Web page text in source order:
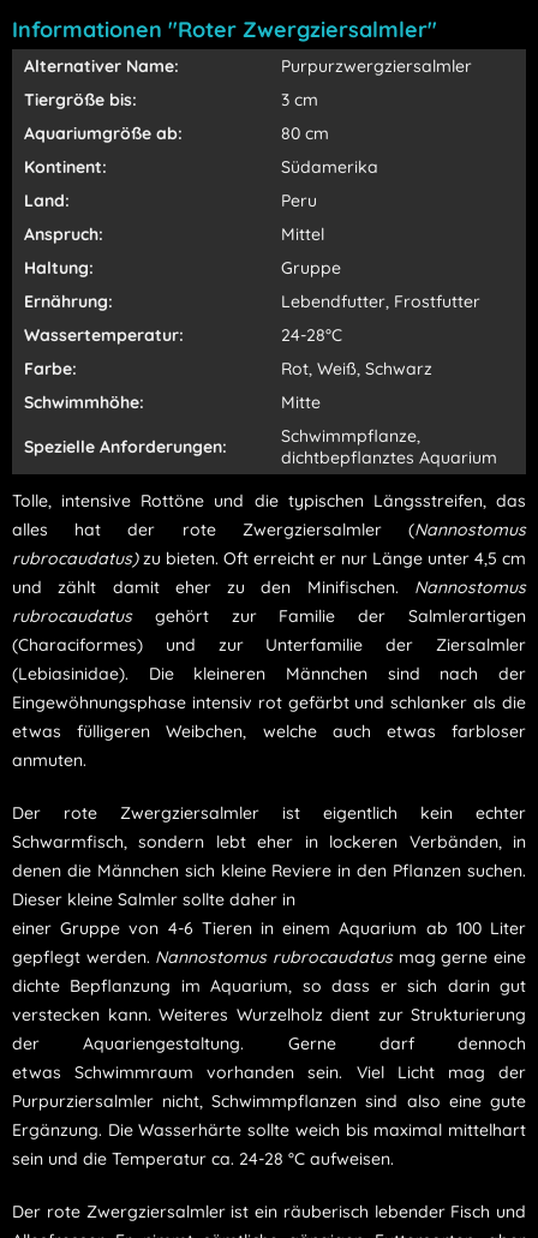
Informationen "Roter Zwergziersalmler"
Alternativer Name:
Purpurzwergziersalmler
Tiergröße bis:
3 cm
Aquariumgröße ab:
80 cm
Kontinent:
Südamerika
Land:
Peru
Anspruch:
Mittel
Haltung:
Gruppe
Ernährung:
Lebendfutter, Frostfutter
Wassertemperatur:
24-28°C
Farbe:
Rot, Weiß, Schwarz
Schwimmhöhe:
Mitte
Spezielle Anforderungen:
Schwimmpflanze,
dichtbepflanztes Aquarium
Tolle, intensive Rottöne und die typischen Längsstreifen, das
alles hat der rote Zwergziersalmler (Nannostomus
rubrocaudatus)zu bieten. Oft erreicht er nur Länge unter 4,5 cm
und zählt damit eher zu den Minifischen. Nannostomus
rubrocaudatusgehört zur Familie der Salmlerartigen
(Characiformes) und zur Unterfamilie der Ziersalmler
(Lebiasinidae). Die kleineren Männchen sind nach der
Eingewöhnungsphase intensiv rot gefärbt und schlanker als die
etwas fülligeren Weibchen, welche auch etwas farbloser
anmuten.
Der rote Zwergziersalmler ist eigentlich kein echter
Schwarmfisch, sondern lebt eher in lockeren Verbänden, in
denen die Männchen sich kleine Reviere in den Pflanzen suchen.
Dieser kleine Salmler sollte daher in
einer Gruppe von 4-6 Tieren in einem Aquarium ab 100 Liter
gepflegt werden. Nannostomus rubrocaudatusmag gerne eine
dichte Bepflanzung im Aquarium, so dass er sich darin gut
verstecken kann. Weiteres Wurzelholz dient zur Strukturierung
der Aquariengestaltung. Gerne darf dennoch
etwas Schwimmraum vorhanden sein. Viel Licht mag der
Purpurziersalmler nicht, Schwimmpflanzen sind also eine gute
Ergänzung. Die Wasserhärte sollte weich bis maximal mittelhart
sein und die Temperatur ca. 24-28 °C aufweisen.
Der rote Zwergziersalmler ist ein räuberisch lebender Fisch und